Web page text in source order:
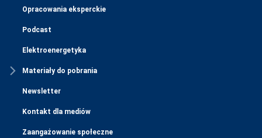
Opracowania eksperckie
Podcast
Elektroenergetyka
Materiały do pobrania
Newsletter
Kontakt dla mediów
Zaangażowanie społeczne